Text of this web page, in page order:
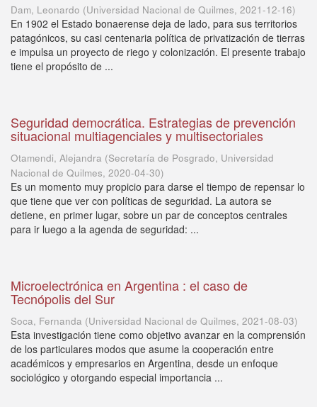
Dam, Leonardo (Universidad Nacional de Quilmes, 2021-12-16)
En 1902 el Estado bonaerense deja de lado, para sus territorios
patagónicos, su casi centenaria política de privatización de tierras
e impulsa un proyecto de riego y colonización. El presente trabajo
tiene el propósito de ...
Seguridad democrática. Estrategias de prevención
situacional multiagenciales y multisectoriales
Otamendi, Alejandra (Secretaría de Posgrado, Universidad
Nacional de Quilmes, 2020-04-30)
Es un momento muy propicio para darse el tiempo de repensar lo
que tiene que ver con políticas de seguridad. La autora se
detiene, en primer lugar, sobre un par de conceptos centrales
para ir luego a la agenda de seguridad: ...
Microelectrónica en Argentina : el caso de
Tecnópolis del Sur
Soca, Fernanda (Universidad Nacional de Quilmes, 2021-08-03)
Esta investigación tiene como objetivo avanzar en la comprensión
de los particulares modos que asume la cooperación entre
académicos y empresarios en Argentina, desde un enfoque
sociológico y otorgando especial importancia ...